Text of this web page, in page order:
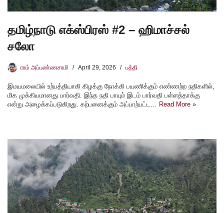
தமிழ்நாடு எக்ஸ்பிரஸ் #2 – ஹிமாச்சல்
சலோ
ராம் அப்பண்ணசாமி April 29, 2026 பத்தி
இமயமலையில் உற்பத்தியாகி கிழக்கு நோக்கி பயணிக்கும் எண்ணற்ற நதிகளில்,
மிக முக்கியமானது பார்வதி. இந்த நதி பாயும் இடம் பார்வதி பள்ளத்தாக்கு
என்று அழைக்கப்படுகிறது. கற்பனைக்கும் அப்பாற்பட்ட… Read More »